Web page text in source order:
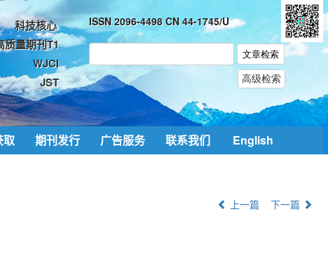
科技核心
质量期刊T1
WJCI
JST
ISSN 2096-4498 CN 44-1745/U
取 期刊发行 广告服务 联系我们 English
上一篇 下一篇